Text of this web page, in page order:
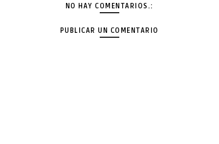
NO HAY COMENTARIOS.:
PUBLICAR UN COMENTARIO